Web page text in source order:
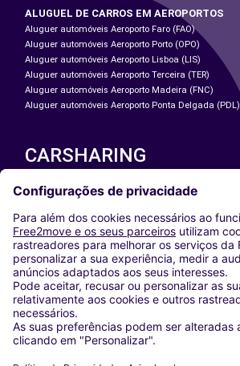
ALUGUEL DE CARROS EM AEROPORTOS
Aluguer automóveis Aeroporto Faro (FAO)
Aluguer automóveis Aeroporto Porto (OPO)
Aluguer automóveis Aeroporto Lisboa (LIS)
Aluguer automóveis Aeroporto Terceira (TER)
Aluguer automóveis Aeroporto Madeira (FNC)
Aluguer automóveis Aeroporto Ponta Delgada (PDL)
CARSHARING
NOSSAS CIDADES
Washington DC
Milan
Rome
Turin
Vienna
Berlin
Cologne
Dusseldorf
Frankfurt